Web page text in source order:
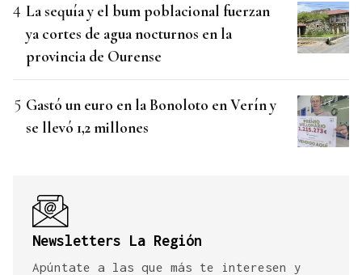
La sequía y el bum poblacional fuerzan
ya cortes de agua nocturnos en la
provincia de Ourense
Gastó un euro en la Bonoloto en Verín y
se llevó 1,2 millones
Newsletters La Región
Apúntate a las que más te interesen y